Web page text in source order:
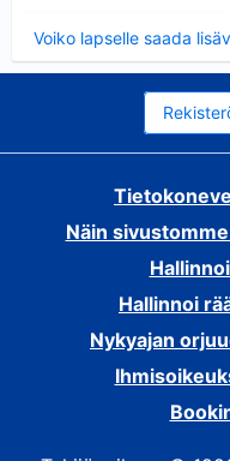
Voiko lapselle saada
Näin
Hallinnoi
Nykyajan